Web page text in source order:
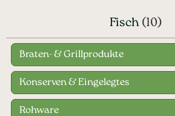
Fisch (10)
Braten- & Grillprodukte
Konserven & Eingelegtes
Rohware